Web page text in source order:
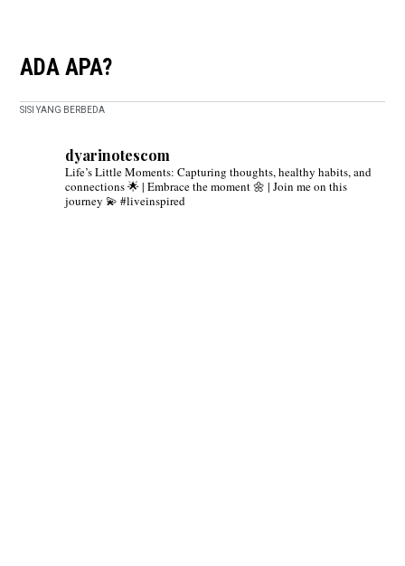
ADA APA?
SISI YANG BERBEDA
dyarinotescom
Life’s Little Moments: Capturing thoughts, healthy habits, and
connections 🌟 | Embrace the moment 🌼 | Join me on this
journey 💫 #liveinspired